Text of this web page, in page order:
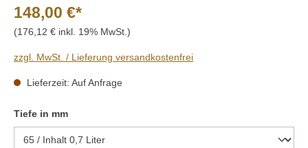
148,00 €*
(176,12 € inkl. 19% MwSt.)
zzgl. MwSt. / Lieferung versandkostenfrei
Lieferzeit: Auf Anfrage
Tiefe in mmauswählen